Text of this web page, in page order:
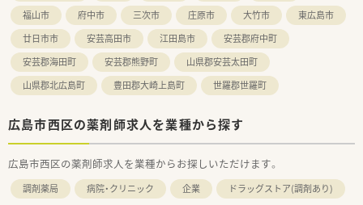
ドラッグストア・調剤薬局を運営する企業です。
ドラッグストアとして売上・利益・店舗数共に業界トップクラ
スです。
■年間で10店舗以上の新規出店を継続しており、
新卒採用に関しても中国地方で最も入社人数が多い法人で
す。
薬剤師の平均年齢は33歳です。
調剤業務（調剤・投薬・監査・在宅）がメインとなり、
力」が身につきます。
■セルフメディケーションの支援として、医療・保険・福祉・マタ
ニティ等、
福山市
府中市 三次市 庄原市 大竹市
東広島市
廿日市市
安芸高田市 江田島市
安芸郡府中町
安芸郡海田町
安芸郡熊野町
山県郡安芸太田町
山県郡北広島町
豊田郡大崎上島町 世羅郡世羅町
広島市西区の薬剤師求人を業種から探す
広島市西区の薬剤師求人を業種からお探しいただけます。
調剤薬局 病院・クリニック 企業 ドラッグストア(調剤あり)